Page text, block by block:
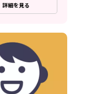
詳細を見る